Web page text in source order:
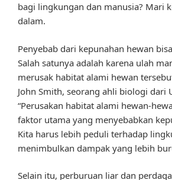
bagi lingkungan dan manusia? Mari
dalam.
Penyebab dari kepunahan hewan
Salah satunya adalah karena ulah
merusak habitat alami hewan
John Smith, seorang ahli biologi dari
“Perusakan habitat alami hewan-
faktor utama yang menyebabkan
Kita harus lebih peduli terhadap
menimbulkan dampak yang lebih
Selain itu, perburuan liar dan